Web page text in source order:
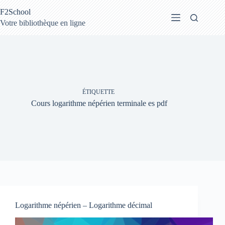
au
contenu
F2School
Votre bibliothèque en ligne
ÉTIQUETTE
Cours logarithme népérien terminale es pdf
Logarithme népérien – Logarithme décimal